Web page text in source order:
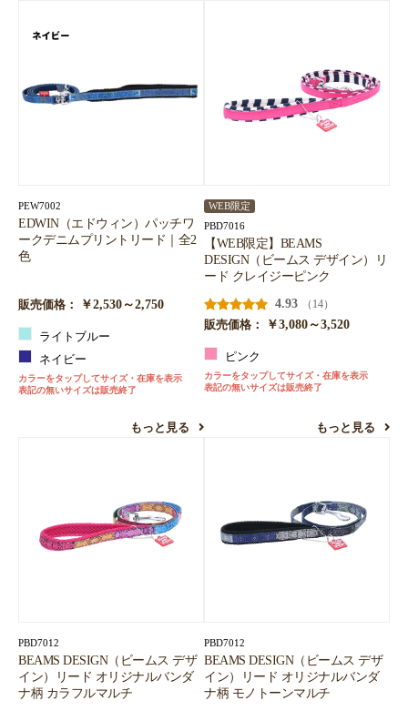
PEW7002
EDWIN（エドウィン）パッチワ
ークデニムプリントリード｜全2
色
販売価格： ￥2,530～2,750
ライトブルー
ネイビー
カラーをタップしてサイズ・在庫を表示
表記の無いサイズは販売終了
もっと見る
WEB限定
PBD7016
【WEB限定】BEAMS
DESIGN（ビームス デザイン）リ
ード クレイジーピンク
4.93
（14）
販売価格：
￥3,080～3,520
ピンク
カラーをタップしてサイズ・在庫を表示
表記の無いサイズは販売終了
もっと見る
PBD7012
BEAMS DESIGN（ビームス デザ
イン）リード オリジナルバンダ
ナ柄 カラフルマルチ
PBD7012
BEAMS DESIGN（ビームス デザ
イン）リード オリジナルバンダ
ナ柄 モノトーンマルチ